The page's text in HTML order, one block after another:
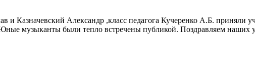
Казначевский Александр ,класс педагога Кучеренко А.Б. приняли
музыканты были тепло встречены публикой. Поздравляем наших